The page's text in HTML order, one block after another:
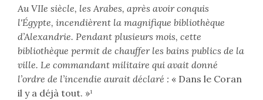
Au VIIe siècle, les Arabes, après avoir conquis
l'Égypte, incendièrent la magnifique bibliothèque
d’Alexandrie. Pendant plusieurs mois, cette
bibliothèque permit de chauffer les bains publics de la
ville. Le commandant militaire qui avait donné
l’ordre de l’incendie aurait déclaré : « Dans le Coran
il y a déjà tout. »¹